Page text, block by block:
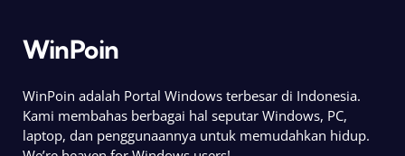
WinPoin
WinPoin adalah Portal Windows terbesar di Indonesia.
Kami membahas berbagai hal seputar Windows, PC,
laptop, dan penggunaannya untuk memudahkan hidup.